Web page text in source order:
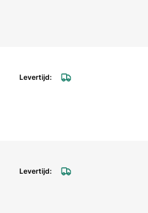
binnendraad 2 1/2" - NA66
binnendraad 2 1/2" - NA81
binnendraad 2 1/2" - NA89